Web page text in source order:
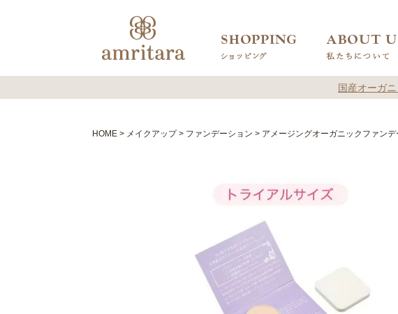
国産オーガ
HOME メイクアップ ファンデーション アメージングオーガニックファン